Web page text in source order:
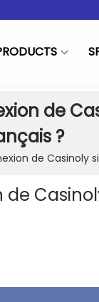
de
?
de Casinoly